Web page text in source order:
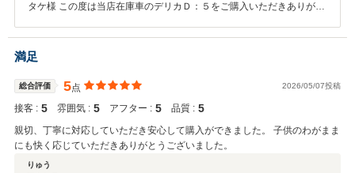
タケ様 この度は当店在庫車のデリカＤ：５をご購入いただきありがと
なところでお使いいただけたらと思います。 もし神戸にお越しになる
ことがございましたら是非神戸本店にお立ち寄りください！ 今後とも
満足
総合評価 5点 2026/05/07投稿
接客 : 5 雰囲気 : 5 アフター : 5 品質 : 5
親切、丁寧に対応していただき安心して購入ができました。 子供のわがまま
にも快く応じていただきありがとうございました。
りゅう